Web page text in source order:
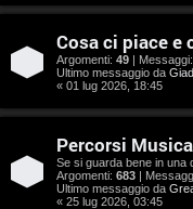
s
t
Cosa ci piace e
Argomenti: 49 | Messaggi:
Ultimo messaggio da
« 01 lug 2026, 18:45
Percorsi
Se si guarda bene in una
Argomenti: 683 |
Ultimo messaggio da
« 25 lug 2026, 03:45